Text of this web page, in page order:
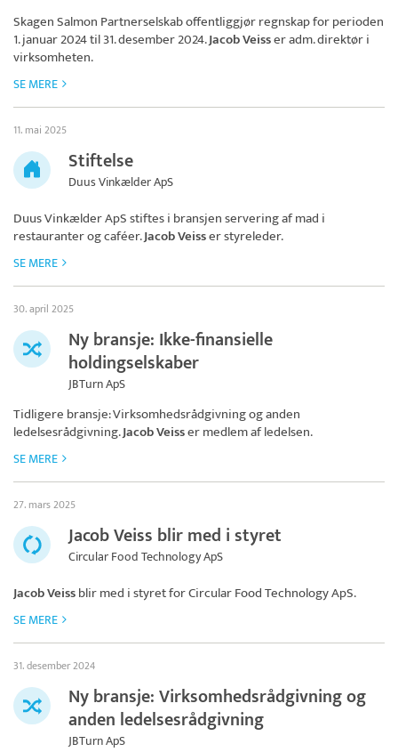
Skagen Salmon Partnerselskaboffentliggjør regnskap for perioden
1. januar 2024 til 31. desember 2024.Jacob Veisser adm. direktør i
virksomheten.
SE MERE
11. mai 2025
Stiftelse
Duus Vinkælder ApS
Duus Vinkælder ApSstiftes i bransjen servering af mad i
restauranter og caféer.Jacob Veisser styreleder.
SE MERE
30. april 2025
Ny bransje: Ikke-finansielle
holdingselskaber
JBTurn ApS
Tidligere bransje: Virksomhedsrådgivning og anden
ledelsesrådgivning.Jacob Veisser medlem af ledelsen.
SE MERE
27. mars 2025
Jacob Veiss blir med i styret
Circular Food Technology ApS
Jacob Veissblir med i styret forCircular Food Technology ApS.
SE MERE
31. desember 2024
Ny bransje: Virksomhedsrådgivning og
anden ledelsesrådgivning
JBTurn ApS